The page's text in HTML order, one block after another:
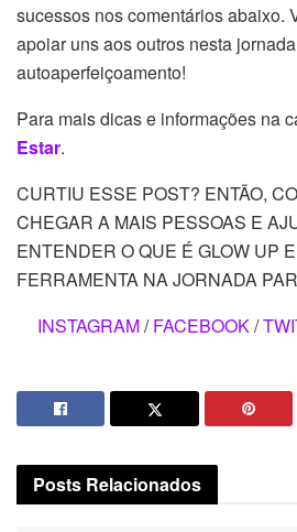
sucessos nos comentários abaixo.
apoiar uns aos outros nesta
autoaperfeiçoamento!
Para mais dicas e informações na
Estar.
CURTIU ESSE POST? ENTÃO,
CHEGAR A MAIS PESSOAS E
ENTENDER O QUE É GLOW UP
FERRAMENTA NA JORNADA
INSTAGRAM/FACEBOOK/
Posts Relacionados